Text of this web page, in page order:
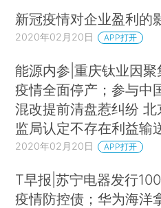
新冠疫情对企业盈利的
2020年02月20日 APP打开
能源内参|重庆钛业因聚
疫情全面停产；参与中
混改提前清盘惹纠纷 北
监局认定不存在利益输
2020年02月20日 APP打开
T早报|苏宁电器发行
疫情防控债；华为海洋